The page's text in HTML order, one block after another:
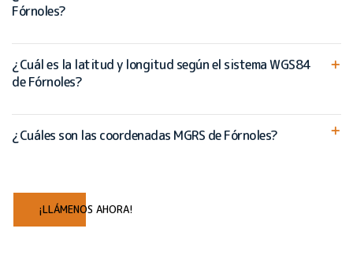
Fórnoles?
¿Cuál es la latitud y longitud según el sistema WGS84
de Fórnoles?
¿Cuáles son las coordenadas MGRS de Fórnoles?
¡LLÁMENOS AHORA!